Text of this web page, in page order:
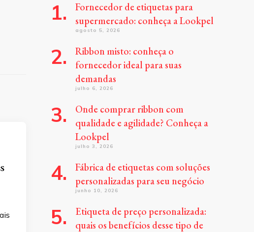
Fornecedor de etiquetas para
supermercado: conheça a Lookpel
agosto 5, 2026
Ribbon misto: conheça o
fornecedor ideal para suas
demandas
julho 6, 2026
Onde comprar ribbon com
qualidade e agilidade? Conheça a
Lookpel
julho 3, 2026
Fábrica de etiquetas com soluções
personalizadas para seu negócio
junho 10, 2026
Etiqueta de preço personalizada:
quais os benefícios desse tipo de